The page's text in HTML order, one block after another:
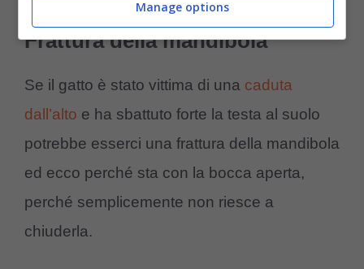
Frattura della mandibola
Se il gatto è stato vittima di una caduta
dall’alto e ha sbattuto forte la testa al suolo
potrebbe esserci una frattura della mandibola
ed ecco perché sta con la bocca aperta,
perché semplicemente non riesce a
chiuderla.
Manage options